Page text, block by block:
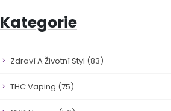
Kategorie
Zdraví A Životní Styl (83)
THC Vaping (75)